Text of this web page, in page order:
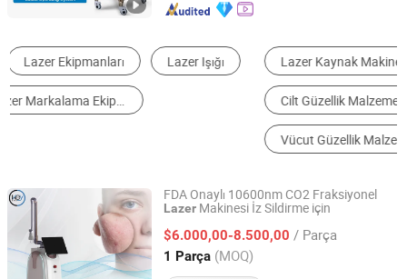
Lazer Kaynak Makinesi Lazer İşaretleme Makinesi
Cilt Güzellik Malzemeleri Lazer Oyma Makinesi
Lazer Ekipman Parçaları
FDA Onaylı 10600nm CO2 Fraksiyonel
Lazer Makinesi İz Sildirme için
$6.000,00-8.500,00 / Parça
1 Parça (MOQ)
HEBEI KEYLASER SCI-TECH CO., LTD.
Hebei, China Fiyat 2016